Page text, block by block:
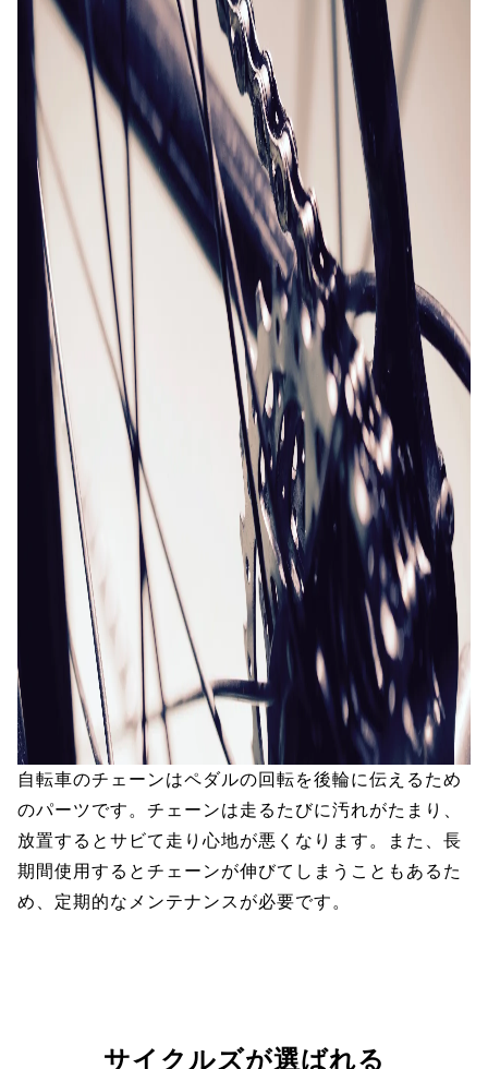
自転車のチェーンはペダルの回転を後輪に伝えるため
のパーツです。チェーンは走るたびに汚れがたまり、
放置するとサビて走り心地が悪くなります。また、長
期間使用するとチェーンが伸びてしまうこともあるた
め、定期的なメンテナンスが必要です。
サイクルズが選ばれる